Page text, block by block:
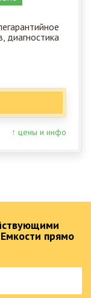
диагностика
↑ цены и инфо
прямо